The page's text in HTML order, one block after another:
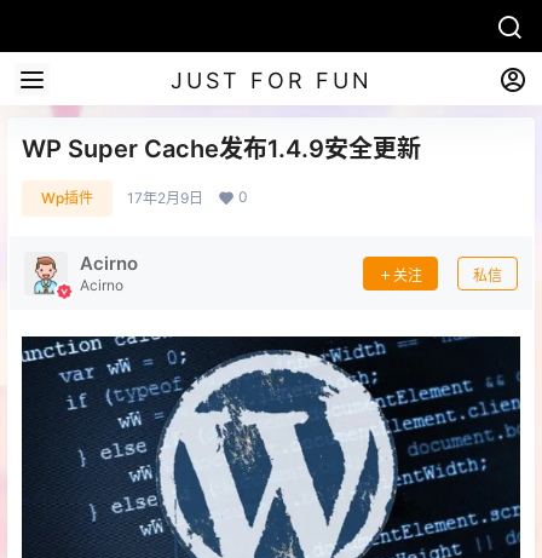
JUST FOR FUN
WP Super Cache发布1.4.9安全更新
Wp插件 17年2月9日 0
Acirno
Acirno
关注 私信